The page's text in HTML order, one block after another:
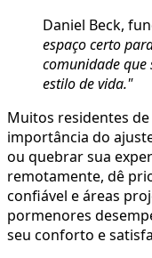
Daniel Beck,
espaço certo
comunidade que
estilo de vida."
Muitos residentes
importância do
ou quebrar sua
remotamente, dê
confiável e áreas
pormenores
seu conforto e